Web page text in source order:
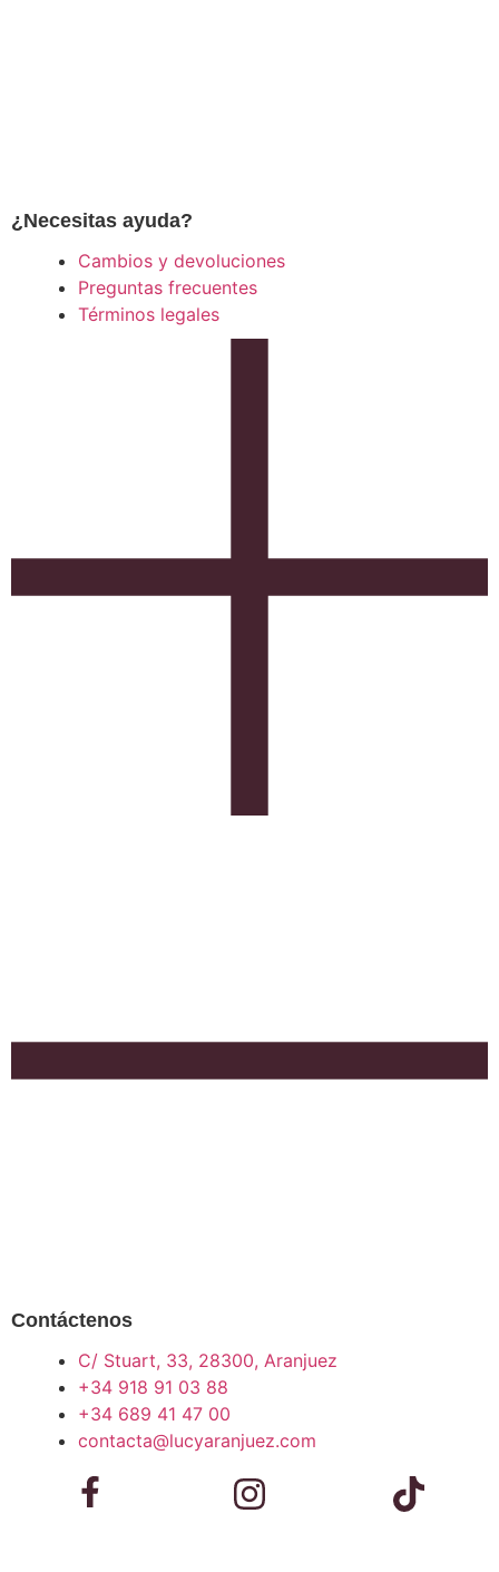
¿Necesitas ayuda?
Cambios y devoluciones
Preguntas frecuentes
Términos legales
Contáctenos
C/ Stuart, 33, 28300, Aranjuez
+34 918 91 03 88
+34 689 41 47 00
contacta@lucyaranjuez.com